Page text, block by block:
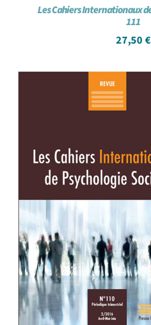
Les Cahiers Internationaux
111
27,50 €